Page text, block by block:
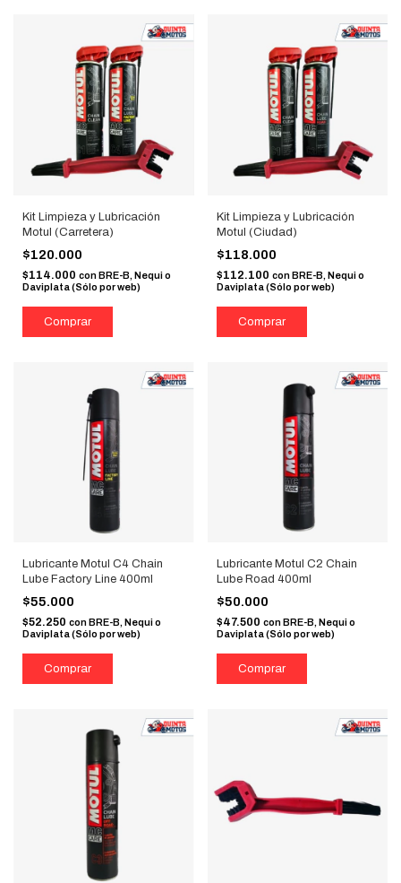
Kit Limpieza y Lubricación
Motul (Carretera)
$120.000
$114.000 conBRE-B, Nequi o
Daviplata (Sólo por web)
Kit Limpieza y Lubricación
Motul (Ciudad)
$118.000
$112.100 con BRE-B, Nequi o
Daviplata (Sólo por web)
Lubricante Motul C4 Chain
Lube Factory Line 400ml
$55.000
$52.250 con BRE-B, Nequi o
Daviplata (Sólo por web)
Lubricante Motul C2 Chain
Lube Road 400ml
$50.000
$47.500 con BRE-B, Nequi o
Daviplata (Sólo por web)